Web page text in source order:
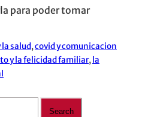
para poder tomar
salud, covid y comunicacion
y la felicidad familiar, la
Search